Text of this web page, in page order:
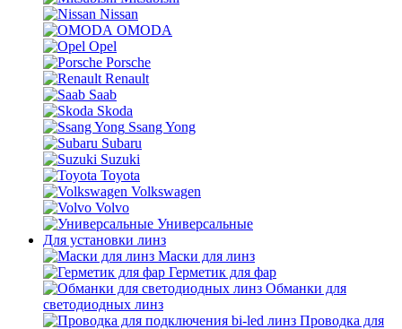
Nissan
OMODA
Opel
Porsche
Renault
Saab
Skoda
Ssang Yong
Subaru
Suzuki
Toyota
Volkswagen
Volvo
Универсальные
Для установки линз
Маски для линз
Герметик для фар
Обманки для
светодиодных линз
Проводка для